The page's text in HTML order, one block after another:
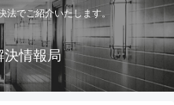
法でご紹介いたします。
決情報局